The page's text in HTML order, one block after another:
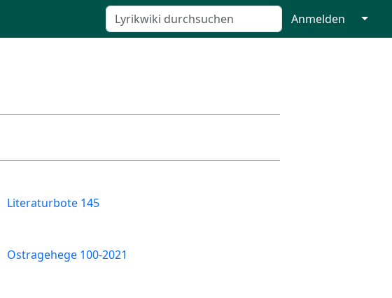
Anmelden ↓
Literaturbote 145
Ostragehege 100-2021